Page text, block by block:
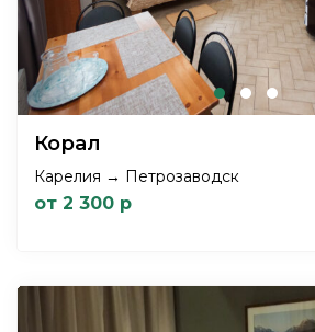
Корал
Карелия → Петрозаводск
от 2 300 р